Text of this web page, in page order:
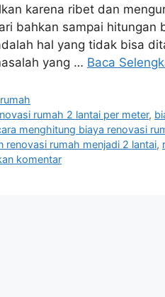
karena ribet dan
bahkan sampai hitungan
hal yang tidak bisa
yang … Baca
rumah 2 lantai per meter,
menghitung biaya renovasi
renovasi rumah menjadi 2 lantai,
komentar